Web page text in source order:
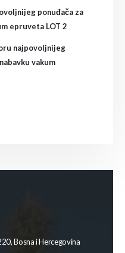
ponuđača za
epruveta LOT 2
najpovoljnijeg
vakum
Bosna i Hercegovina